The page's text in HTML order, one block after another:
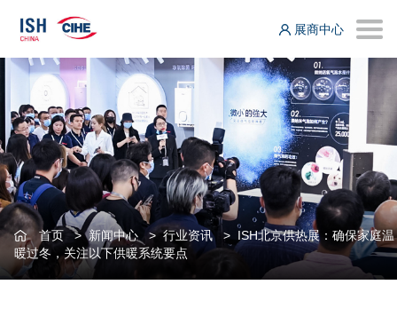
展商中心
首页>新闻中心>行业资讯> ISH北京供热展：确保家庭温
暖过冬，关注以下供暖系统要点